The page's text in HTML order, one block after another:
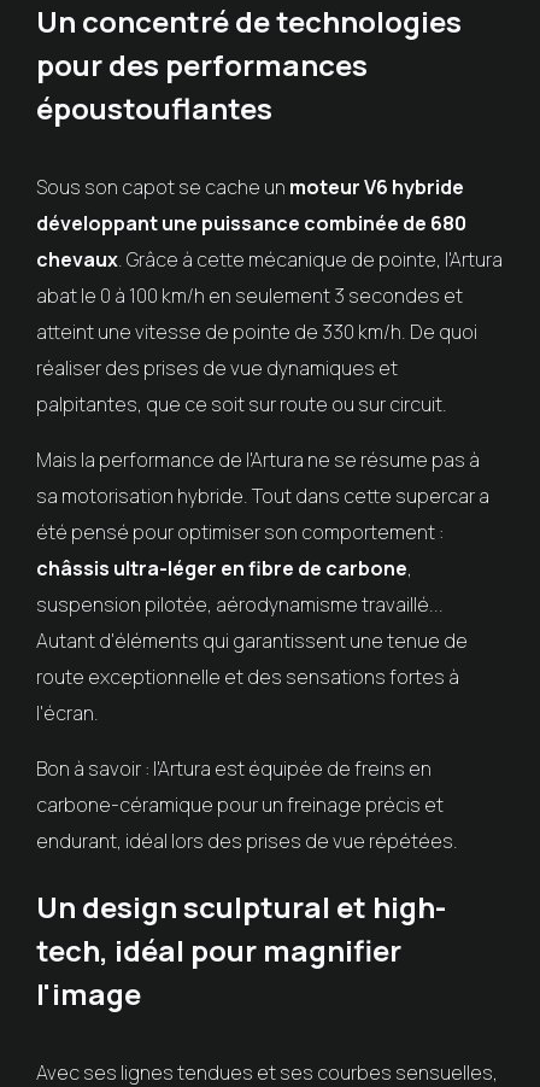
Un concentré de technologies
pour des performances
époustouflantes
Sous son capot se cache un moteur V6 hybride
développant une puissance combinée de 680
chevaux. Grâce à cette mécanique de pointe, l'Artura
abat le 0 à 100 km/h en seulement 3 secondes et
atteint une vitesse de pointe de 330 km/h. De quoi
réaliser des prises de vue dynamiques et
palpitantes, que ce soit sur route ou sur circuit.
Mais la performance de l'Artura ne se résume pas à
sa motorisation hybride. Tout dans cette supercar a
été pensé pour optimiser son comportement :
châssis ultra-léger en fibre de carbone,
suspension pilotée, aérodynamisme travaillé...
Autant d'éléments qui garantissent une tenue de
route exceptionnelle et des sensations fortes à
l'écran.
Bon à savoir : l'Artura est équipée de freins en
carbone-céramique pour un freinage précis et
endurant, idéal lors des prises de vue répétées.
Un design sculptural et high-
tech, idéal pour magnifier
l'image
Avec ses lignes tendues et ses courbes sensuelles,